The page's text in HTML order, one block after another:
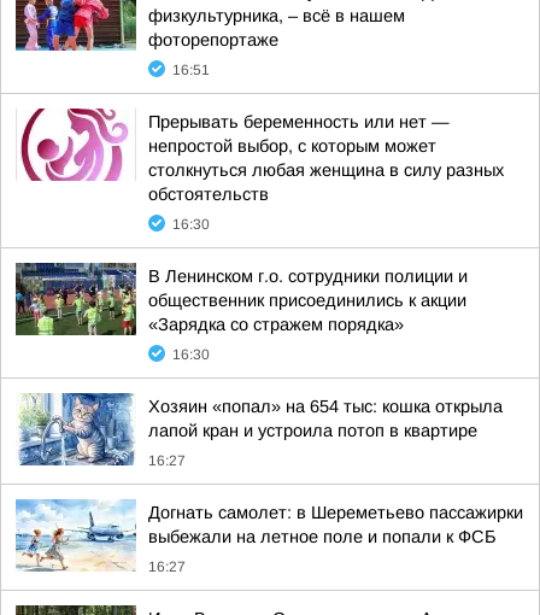
физкультурника, – всё в нашем
фоторепортаже
16:51
Прерывать беременность или нет —
непростой выбор, с которым может
столкнуться любая женщина в силу разных
обстоятельств
16:30
В Ленинском г.о. сотрудники полиции и
общественник присоединились к акции
«Зарядка со стражем порядка»
16:30
Хозяин «попал» на 654 тыс: кошка открыла
лапой кран и устроила потоп в квартире
16:27
Догнать самолет: в Шереметьево пассажирки
выбежали на летное поле и попали к ФСБ
16:27